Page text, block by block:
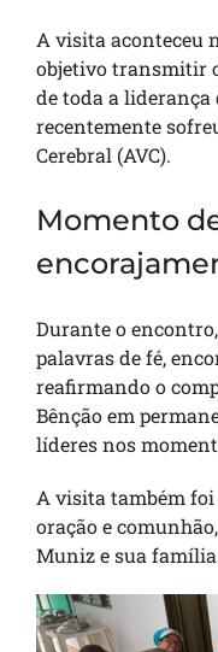
A visita aconteceu
objetivo transmitir
de toda a liderança
recentemente
Cerebral (AVC).
Momento
Durante o
palavras de fé,
reafirmando o
Bênção em
líderes nos
A visita também
oração e
Muniz e sua família